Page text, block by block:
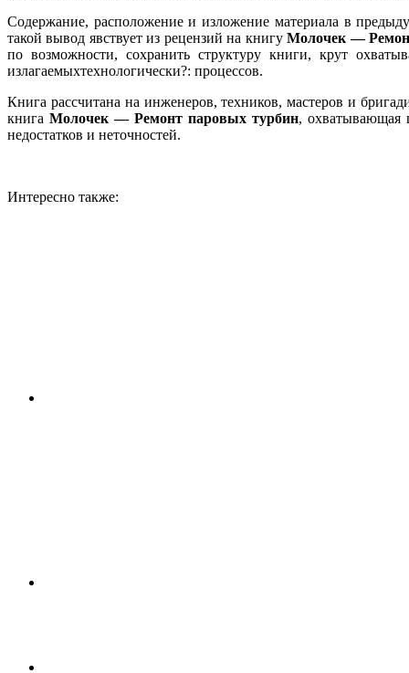
Содержание, расположение и изложение материала в
такой вывод явствует из рецензий на книгуМолочек —
по возможности, сохранить структуру книги, крут
излагаемыхтехнологически?: процессов.
Книга рассчитана на инженеров, техников, мастеров и
книга Молочек — Ремонт паровых турбин, охватывающая
недостатков и неточностей.
Интересно также: